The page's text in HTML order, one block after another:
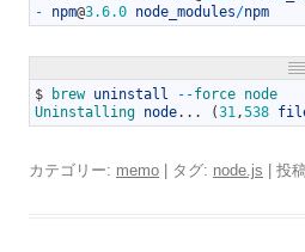
-
npm@3.6.0 node_modules/npm
$ brew uninstall --force node
Uninstalling node. . . (31,538
カテゴリー: memo | タグ: node.js | 投